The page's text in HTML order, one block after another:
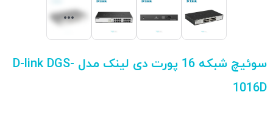
سوئیچ شبکه 16 پورت دی لینک مدل D-link DGS-
1016D